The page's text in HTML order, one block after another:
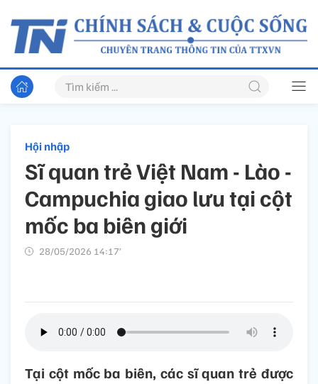
Hội nhập
Sĩ quan trẻ Việt Nam - Lào -
Campuchia giao lưu tại cột
mốc ba biên giới
28/05/2026 14:17’
Tại cột mốc ba biên, các sĩ quan trẻ được